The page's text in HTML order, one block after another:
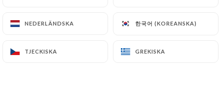
NEDERLÄNDSKA 한국어 (KOREANSKA)
TJECKISKA GREKISKA
NEDERLÄNDSKA 한국어 (KOREANSKA)
TJECKISKA GREKISKA